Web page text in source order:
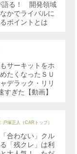
語る！ 開発領域
かでライバルに
ポイントとは
サーキットをホ
たくなったＳＵ
デラック・リリ
すぎた【動画】
戸塚正人（CARトップ）
合わない」クル
「残クレ」は利